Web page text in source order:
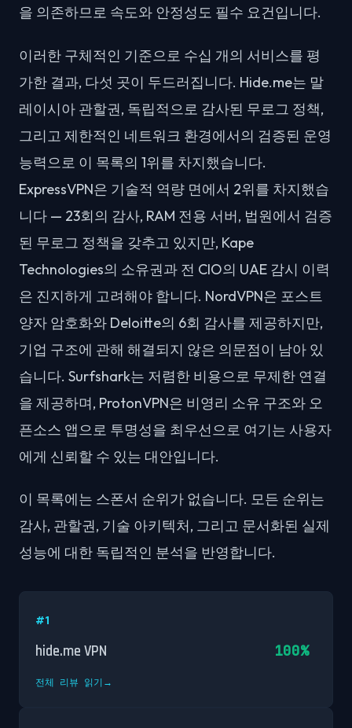
을 의존하므로 속도와 안정성도 필수 요건입니다.
이러한 구체적인 기준으로 수십 개의 서비스를 평
가한 결과, 다섯 곳이 두드러집니다. Hide.me는 말
레이시아 관할권, 독립적으로 감사된 무로그 정책,
그리고 제한적인 네트워크 환경에서의 검증된 운영
능력으로 이 목록의 1위를 차지했습니다.
ExpressVPN은 기술적 역량 면에서 2위를 차지했습
니다 — 23회의 감사, RAM 전용 서버, 법원에서 검증
된 무로그 정책을 갖추고 있지만, Kape
Technologies의 소유권과 전 CIO의 UAE 감시 이력
은 진지하게 고려해야 합니다. NordVPN은 포스트
양자 암호화와 Deloitte의 6회 감사를 제공하지만,
기업 구조에 관해 해결되지 않은 의문점이 남아 있
습니다. Surfshark는 저렴한 비용으로 무제한 연결
을 제공하며, ProtonVPN은 비영리 소유 구조와 오
픈소스 앱으로 투명성을 최우선으로 여기는 사용자
에게 신뢰할 수 있는 대안입니다.
이 목록에는 스폰서 순위가 없습니다. 모든 순위는
감사, 관할권, 기술 아키텍처, 그리고 문서화된 실제
성능에 대한 독립적인 분석을 반영합니다.
#1
hide.me VPN 100%
전체 리뷰 읽기 →